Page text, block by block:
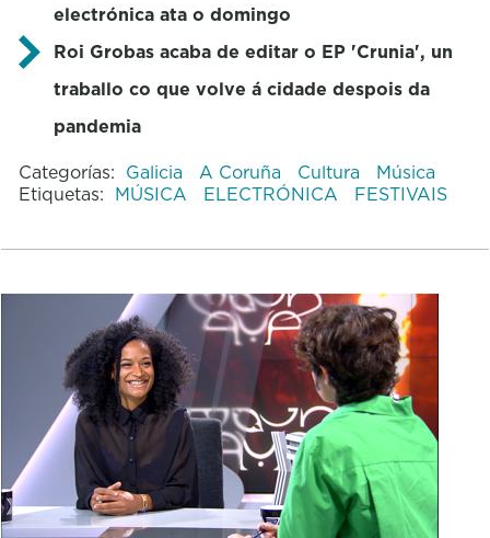
electrónica ata o domingo
Roi Grobas acaba de editar o EP 'Crunia', un
traballo co que volve á cidade despois da
pandemia
Categorías: Galicia A Coruña Cultura
Música
Etiquetas: MÚSICA ELECTRÓNICA FESTIVAIS